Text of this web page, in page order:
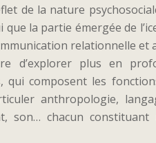
de la nature
la partie émergée de
relationnelle et
d’explorer plus en
qui composent les
anthropologie,
son… chacun constituant